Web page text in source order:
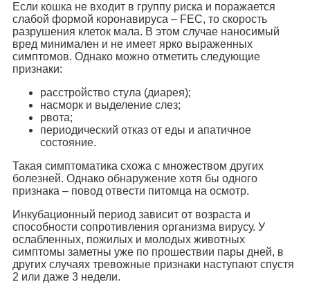
Если кошка не входит в группу риска и поражается
слабой формой коронавируса – FEC, то скорость
разрушения клеток мала. В этом случае наносимый
вред минимален и не имеет ярко выраженных
симптомов. Однако можно отметить следующие
признаки:
расстройство стула (диарея);
насморк и выделение слез;
рвота;
периодический отказ от еды и апатичное
состояние.
Такая симптоматика схожа с множеством других
болезней. Однако обнаружение хотя бы одного
признака – повод отвести питомца на осмотр.
Инкубационный период зависит от возраста и
способности сопротивления организма вирусу. У
ослабленных, пожилых и молодых животных
симптомы заметны уже по прошествии пары дней, в
других случаях тревожные признаки наступают спустя
2 или даже 3 недели.